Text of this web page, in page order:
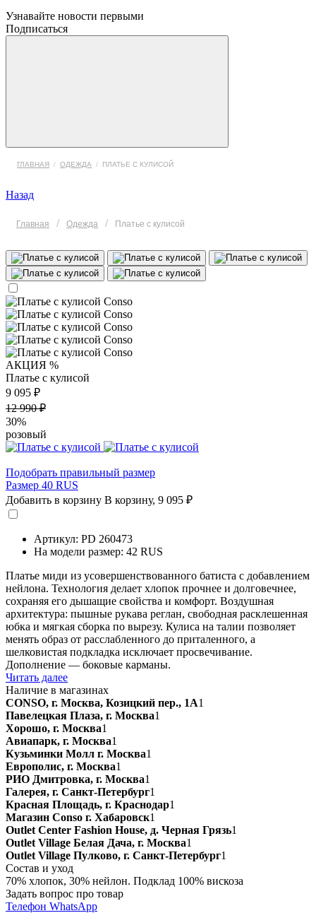
Узнавайте новости первыми
Подписаться
ГЛАВНАЯ / ОДЕЖДА / ПЛАТЬЕ С КУЛИСОЙ
Назад
Главная / Одежда / Платье с кулисой
АКЦИЯ %
Платье с кулисой
9 095 ₽
12 990 ₽
30%
розовый
Подобрать правильный размер
Размер 40 RUS
Добавить в корзину В корзину, 9 095 ₽
Артикул: PD 260473
На модели размер: 42 RUS
Платье миди из усовершенствованного батиста с добавлением
нейлона. Технология делает хлопок прочнее и долговечнее,
сохраняя его дышащие свойства и комфорт. Воздушная
архитектура: пышные рукава реглан, свободная расклешенная
юбка и мягкая сборка по вырезу. Кулиса на талии позволяет
менять образ от расслабленного до приталенного, а
шелковистая подкладка исключает просвечивание.
Дополнение — боковые карманы.
Читать далее
Наличие в магазинах
CONSO, г. Москва, Козицкий пер., 1А1
Павелецкая Плаза, г. Москва1
Хорошо, г. Москва1
Авиапарк, г. Москва1
Кузьминки Молл г. Москва1
Европолис, г. Москва1
РИО Дмитровка, г. Москва1
Галерея, г. Санкт-Петербург1
Красная Площадь, г. Краснодар1
Магазин Conso г. Хабаровск1
Outlet Center Fashion House, д. Черная Грязь1
Outlet Village Белая Дача, г. Москва1
Outlet Village Пулково, г. Санкт-Петербург1
Состав и уход
70% хлопок, 30% нейлон. Подклад 100% вискоза
Задать вопрос про товар
Телефон WhatsApp